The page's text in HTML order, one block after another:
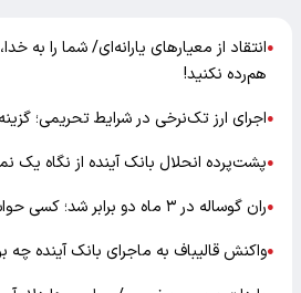
●انتقاد از معیارهای یارانه‌ای/ شما را به
هم‌رده نکنید!
●اجرای ارز تک‌نرخی در شرایط تحریمی؛
●پشت‌پرده انحلال بانک آینده از نگاه یک
●ران گوساله در ۳ ماه دو برابر شد؛ کسی حواسش هست؟
●واکنش قالیباف به ماجرای بانک آینده چه